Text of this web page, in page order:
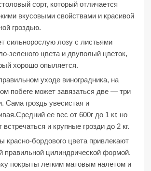
сорт, который отличается
вкусовыми свойствами и красивой
гроздью.
сильнорослую лозу с листьями
зеленого цвета и двуполый цветок,
хорошо опыляется.
уходе виноградника, на
побеге может завязаться две — три
Сама гроздь увесистая и
ее вес от 600г до 1 кг, но
встречаться и крупные грозди до 2 кг.
красно-бордового цвета привлекают
правильной цилиндрической формой.
покрыты легким матовым налетом и